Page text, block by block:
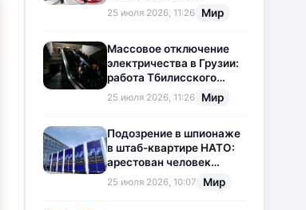
25 июля 2026, 11:26 Мир
Массовое отключение
электричества в Грузии:
работа Тбилисского
метрополитена
приостановлена
25 июля 2026, 11:26 Мир
Подозрение в шпионаже
в штаб-квартире НАТО:
арестован человек
китайского
происхождения
25 июля 2026, 10:07 Мир